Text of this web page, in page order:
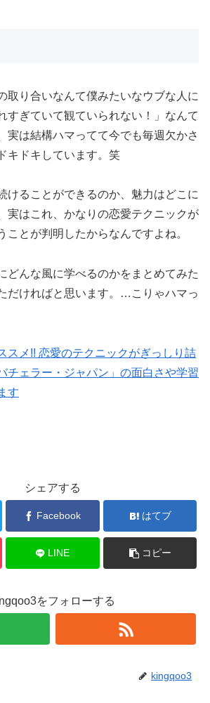
取り合いなんて僕みたいなウブな人に
すぎていて観ていられない！」なんて
実は結構ハマってて今でも毎週欠かさ
キドキしています。笑
けることができるのか、魅力はどこに
実はこれ、かなりの恋愛テクニックが
ことが判明したからなんですよね。
どんな風に学べるのかをまとめてみた
だければと思います。…こりゃハマっ
スメ!! 恋愛のテクニックがぎっしり詰
チェラー・ジャパン」の面白さや学習
す
シェアする
Facebook はてブ
LINE コピー
をフォローする
kingqoo3